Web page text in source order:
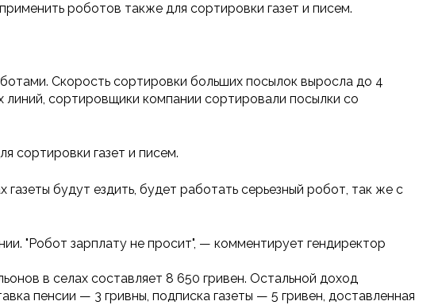
роботов также для сортировки газет и писем.
Скорость сортировки больших посылок выросла до 4
линий, сортировщики компании сортировали посылки со
сортировки газет и писем.
будут ездить, будет работать серьезный робот, так же с
"Робот зарплату не просит", — комментирует гендиректор
в селах составляет 8 650 гривен. Остальной доход
пенсии — 3 гривны, подписка газеты — 5 гривен, доставленная